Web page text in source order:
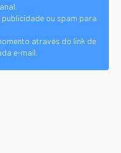
ou spam para
através do link de
e-mail.